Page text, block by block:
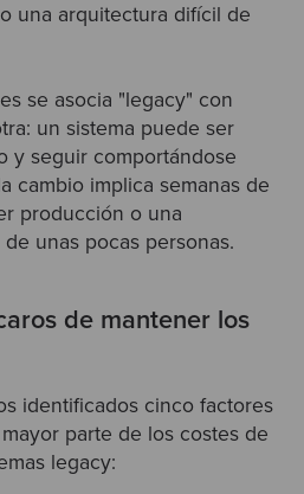
una arquitectura difícil de
se asocia "legacy" con
un sistema puede ser
y seguir comportándose
cambio implica semanas de
producción o una
unas pocas personas.
de mantener los
identificados cinco factores
parte de los costes de
legacy: